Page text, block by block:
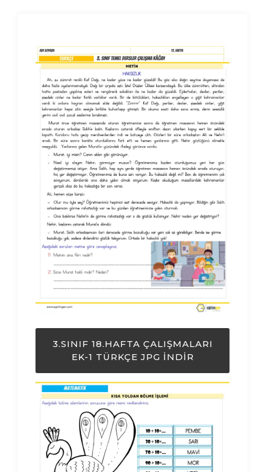
3.SINIF 18.HAFTA ÇALIŞMALARI
EK-1 TÜRKÇE JPG İNDIR